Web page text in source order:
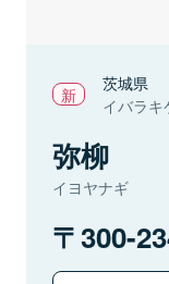
茨城県
イバラキ
弥柳
イヨヤナギ
300-